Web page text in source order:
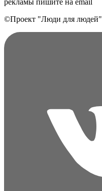
©Проект "Люди для людей"